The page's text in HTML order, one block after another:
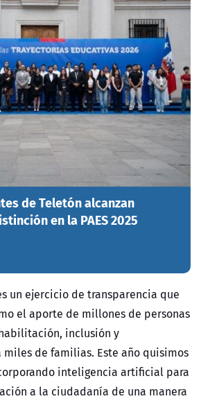
de Teletón alcanzan
en la PAES 2025
un ejercicio de transparencia que
el aporte de millones de personas
inclusión y
de familias. Este año quisimos
inteligencia artificial para
a la ciudadanía de una manera